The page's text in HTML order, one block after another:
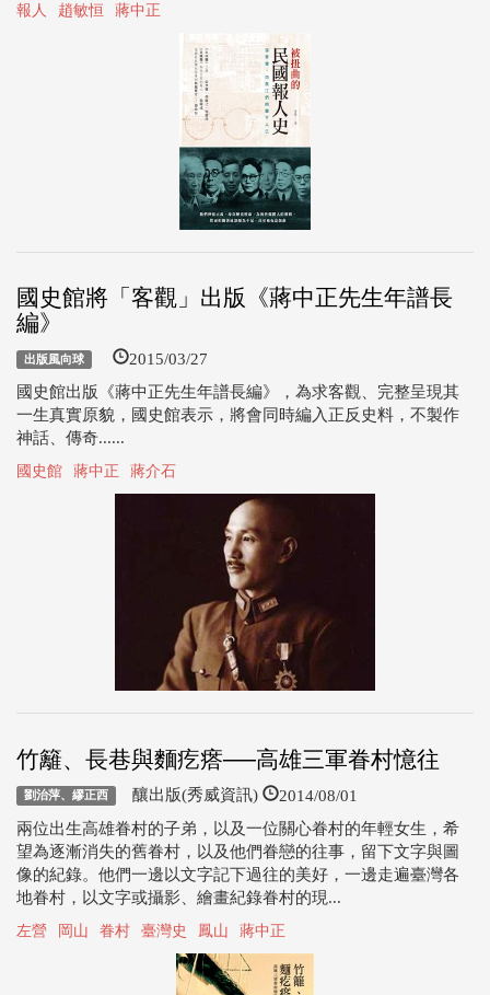
報人
趙敏恒 蔣中正
國史館將「客觀」出版《蔣中正先生年譜長
編》
出版風向球 2015/03/27
國史館出版《蔣中正先生年譜長編》，為求客觀、完整呈現其
一生真實原貌，國史館表示，將會同時編入正反史料，不製作
神話、傳奇......
國史館 蔣中正 蔣介石
竹籬、長巷與麵疙瘩──高雄三軍眷村憶往
劉治萍、繆正西 釀出版(秀威資訊) 2014/08/01
兩位出生高雄眷村的子弟，以及一位關心眷村的年輕女生，希
望為逐漸消失的舊眷村，以及他們眷戀的往事，留下文字與圖
像的紀錄。他們一邊以文字記下過往的美好，一邊走遍臺灣各
地眷村，以文字或攝影、繪畫紀錄眷村的現...
左營 岡山 眷村 臺灣史 鳳山 蔣中正